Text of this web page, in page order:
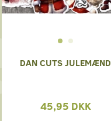
DAN CUTS JULEMÆND
45,95 DKK